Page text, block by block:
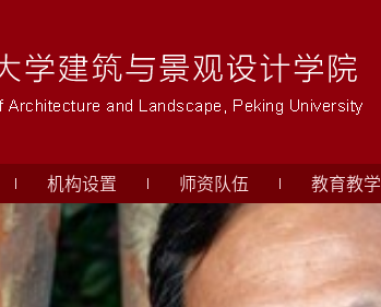
机构设置 师资队伍 教育教学